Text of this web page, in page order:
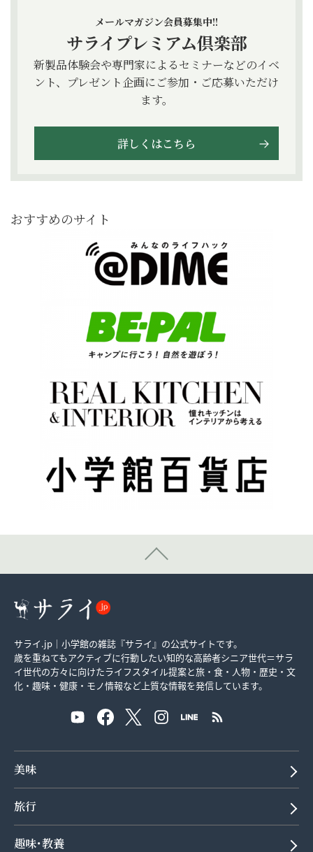
メールマガジン会員募集中!!
サライプレミアム倶楽部
新製品体験会や専門家によるセミナーなどのイベ
ント、プレゼント企画にご参加・ご応募いただけ
ます。
詳しくはこちら
おすすめのサイト
サライ.jp｜小学館の雑誌『サライ』の公式サイトです。
歳を重ねてもアクティブに行動したい知的な高齢者シニア世代＝サラ
イ世代の方々に向けたライフスタイル提案と旅・食・人物・歴史・文
化・趣味・健康・モノ情報など上質な情報を発信しています。
美味
旅行
趣味･教養